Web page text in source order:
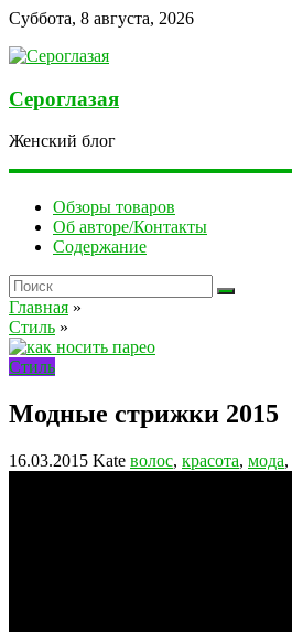
Суббота, 8 августа, 2026
Сероглазая
Женский блог
Обзоры товаров
Об авторе/Контакты
Содержание
Главная »
Стиль »
Стиль
Модные стрижки 2015
16.03.2015 Kate волос, красота, мода,